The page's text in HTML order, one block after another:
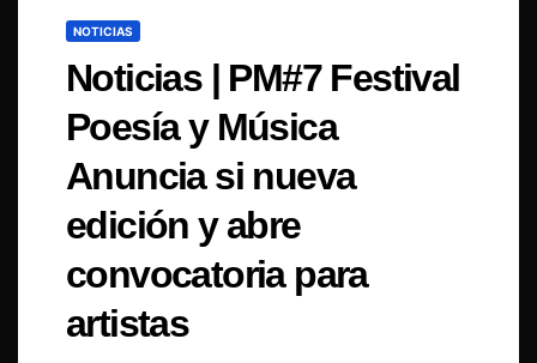
NOTICIAS
Noticias | PM#7 Festival
Poesía y Música
Anuncia si nueva
edición y abre
convocatoria para
artistas